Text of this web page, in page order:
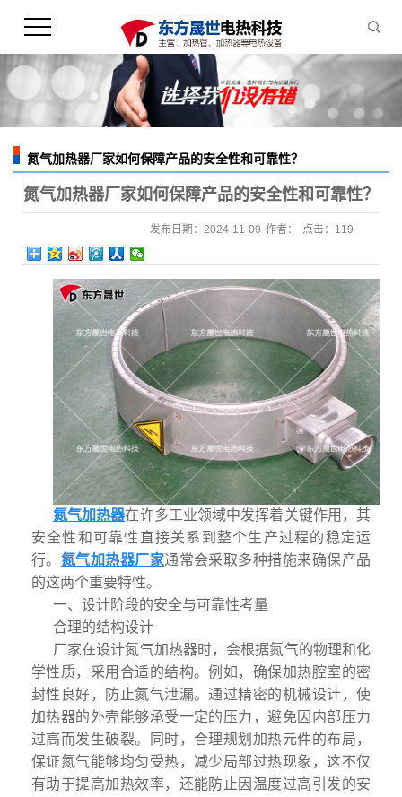
氮气加热器厂家如何保障产品的安全性和可靠性？
您的当前位置： 首 页>>新闻中心>>公司新闻
氮气加热器厂家如何保障产品的安全性和可靠性？
发布日期： 2024-11-09 作者： 点击： 119
氮气加热器在许多工业领域中发挥着关键作用，其
安全性和可靠性直接关系到整个生产过程的稳定运
行。 氮气加热器厂家通常会采取多种措施来确保产品
的这两个重要特性。
一、设计阶段的安全与可靠性考量
合理的结构设计
厂家在设计氮气加热器时，会根据氮气的物理和化
学性质，采用合适的结构。例如，确保加热腔室的密
封性良好，防止氮气泄漏。通过精密的机械设计，使
加热器的外壳能够承受一定的压力，避免因内部压力
过高而发生破裂。同时，合理规划加热元件的布局，
保证氮气能够均匀受热，减少局部过热现象，这不仅
有助于提高加热效率，还能防止因温度过高引发的安